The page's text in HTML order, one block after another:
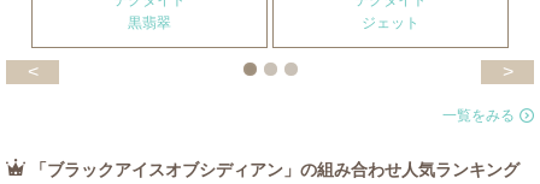
黒翡翠
ジェット
< >
一覧をみる
「ブラックアイスオブシディアン」の組み合わせ人気ランキング